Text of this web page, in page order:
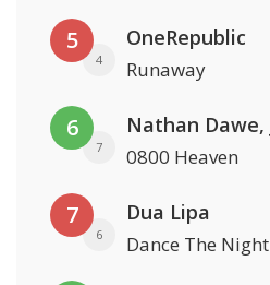
5
4
OneRepublic
Runaway
6
7 0800 Heaven
7
6
Dua Lipa
Dance The Night